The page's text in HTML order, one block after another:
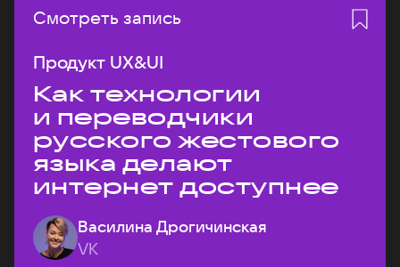
Смотреть запись
Продукт UX&UI
Как технологии
и переводчики
русского жестового
языка делают
интернет доступнее
Василина Дрогичинская
VK